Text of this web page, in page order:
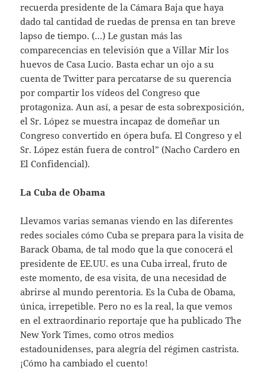
recuerda presidente de la Cámara Baja que haya
dado tal cantidad de ruedas de prensa en tan breve
lapso de tiempo. (…) Le gustan más las
comparecencias en televisión que a Villar Mir los
huevos de Casa Lucio. Basta echar un ojo a su
cuenta de Twitter para percatarse de su querencia
por compartir los vídeos del Congreso que
protagoniza. Aun así, a pesar de esta sobrexposición,
el Sr. López se muestra incapaz de domeñar un
Congreso convertido en ópera bufa. El Congreso y el
Sr. López están fuera de control” (Nacho Cardero en
El Confidencial).
La Cuba de Obama
Llevamos varias semanas viendo en las diferentes
redes sociales cómo Cuba se prepara para la visita de
Barack Obama, de tal modo que la que conocerá el
presidente de EE.UU. es una Cuba irreal, fruto de
este momento, de esa visita, de una necesidad de
abrirse al mundo perentoria. Es la Cuba de Obama,
única, irrepetible. Pero no es la real, la que vemos
en el extraordinario reportaje que ha publicado The
New York Times, como otros medios
estadounidenses, para alegría del régimen castrista.
¡Cómo ha cambiado el cuento!